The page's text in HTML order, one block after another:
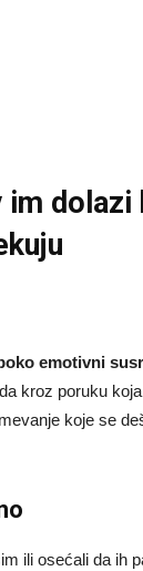
im dolazi
emotivni
kroz poruku
koje se
ili osećali da ih